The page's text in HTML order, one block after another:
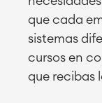
que cada
sistemas
cursos en
que recibas